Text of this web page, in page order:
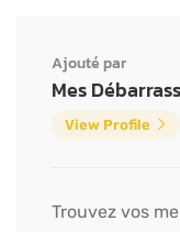
Ajouté par
Mes
View Profile
Trouvez vos